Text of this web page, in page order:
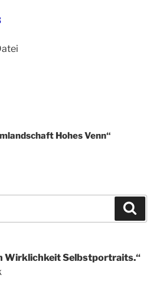
Hohes Venn“
Wirklichkeit Selbstportraits.“